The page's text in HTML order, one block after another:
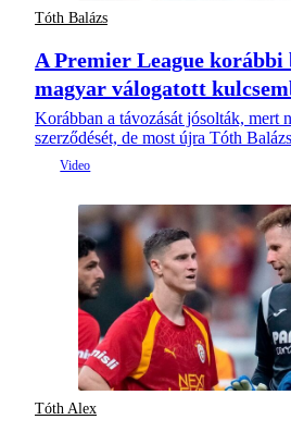
Tóth Balázs
A Premier League korábbi
magyar válogatott
Korábban a távozását jósolták, mert
szerződését, de most újra Tóth
Tóth Alex